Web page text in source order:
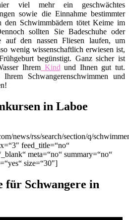
viel mehr ein geschwächtes
sowie die Einnahme bestimmter
den Schwimmbädern tötet Keime im
sollten Sie Badeschuhe oder
auf den nassen Fliesen laufen, um
wenig wissenschaftlich erwiesen ist,
begünstigt. Ganz sicher ist
Ihrem Kind und Ihnen gut tut.
Schwangerenschwimmen und
in Laboe
news/rss/search/section/q/
feed_title=“no“
meta=“no“ summary=“no“
size=“30″]
für Schwangere in